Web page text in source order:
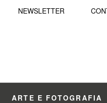
NEWSLETTER
ARTE E FOTOGRAFIA